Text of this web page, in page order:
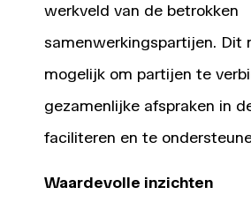
werkveld van de betrokken
samenwerkingspartijen. Dit
mogelijk om partijen te
gezamenlijke afspraken in
faciliteren en te
Waardevolle inzichten